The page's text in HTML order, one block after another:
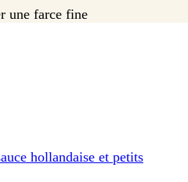
une farce fine
hollandaise et petits